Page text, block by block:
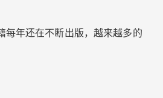
每年还在不断出版，越来越多的